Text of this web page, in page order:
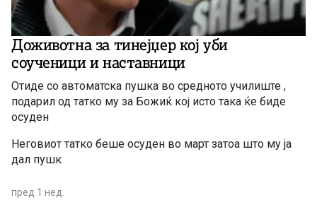
Доживотна за тинејџер кој уби
соученици и наставници
Отиде со автоматска пушка во средното училиште ,
подарил од татко му за Божиќ кој исто така ќе биде
осуден
Неговиот татко беше осуден во март затоа што му ја
дал пушк
пред 1 нед.